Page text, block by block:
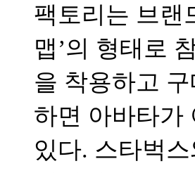
팩토리는 브랜
맵’의 형태로
을 착용하고
하면 아바타가
있다. 스타벅